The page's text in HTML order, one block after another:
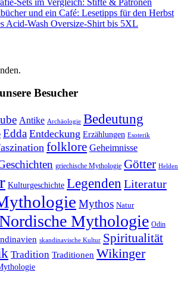
im Vergleich: Stifte & Patronen
und ein Café: Lesetipps für den Herbst
Acid-Wash Oversize-Shirt bis 5XL
Besucher
Antike Archäologie Bedeutung
Edda Entdeckung Erzählungen Esoterik
folklore Geheimnisse
griechische Mythologie Götter Helden
Kulturgeschichte Legenden Literatur
Mythos Natur
Mythologie Odin
skandinavische Kultur Spiritualität
Tradition Traditionen Wikinger